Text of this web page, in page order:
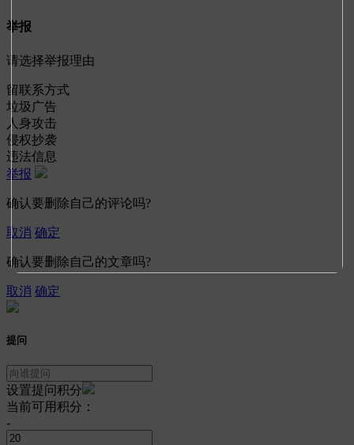
举报
请选择举报理由
留联系方式
垃圾广告
人身攻击
侵权抄袭
违法信息
举报
确认要删除自己的评论吗?
取消 确定
确认要删除自己的文章吗?
取消 确定
提问
设置提问积分
当前可用积分：
-